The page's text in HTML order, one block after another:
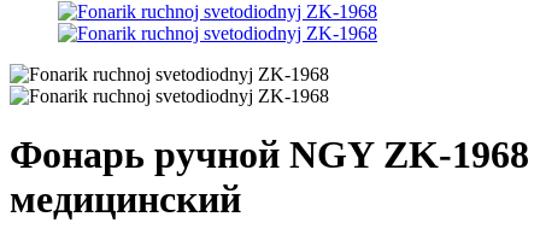
Фонарь ручной NGY ZK-1968
медицинский